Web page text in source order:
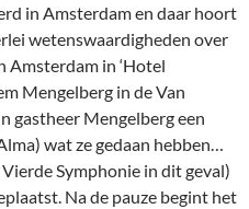
in Amsterdam en daar hoort
wetenswaardigheden over
Amsterdam in ‘Hotel
Mengelberg in de Van
gastheer Mengelberg een
wat ze gedaan hebben…
Symphonie in dit geval)
Na de pauze begint het